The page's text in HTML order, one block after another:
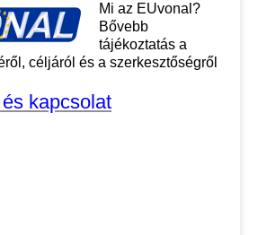
Mi az EUvonal?
Bővebb
tájékoztatás a
céljáról és a szerkesztőségről
kapcsolat